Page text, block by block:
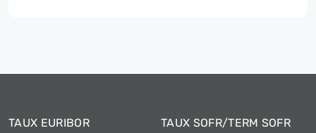
TAUX EURIBOR TAUX SOFR/TERM SOFR